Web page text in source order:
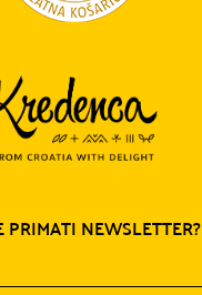
PRIMATI NEWSLETTER?